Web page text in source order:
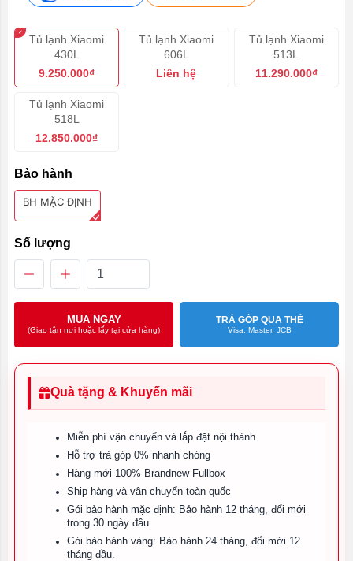
Tủ lạnh Xiaomi
430L
9.250.000₫
Tủ lạnh Xiaomi
606L
Liên hệ
Tủ lạnh Xiaomi
513L
11.290.000₫
Tủ lạnh Xiaomi
518L
12.850.000₫
Bảo hành
BH MẶC ĐỊNH
Số lượng
MUA NGAY
(Giao tận nơi hoặc lấy tại cửa hàng)
TRẢ GÓP QUA THẺ
Visa, Master, JCB
Quà tặng & Khuyến mãi
Miễn phí vận chuyển và lắp đặt nội thành
Hỗ trợ trả góp 0% nhanh chóng
Hàng mới 100% Brandnew Fullbox
Ship hàng và vận chuyển toàn quốc
Gói bảo hành mặc định: Bảo hành 12 tháng, đổi mới
trong 30 ngày đầu.
Gói bảo hành vàng: Bảo hành 24 tháng, đổi mới 12
tháng đầu.